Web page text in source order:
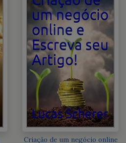
Criação de um negócio online